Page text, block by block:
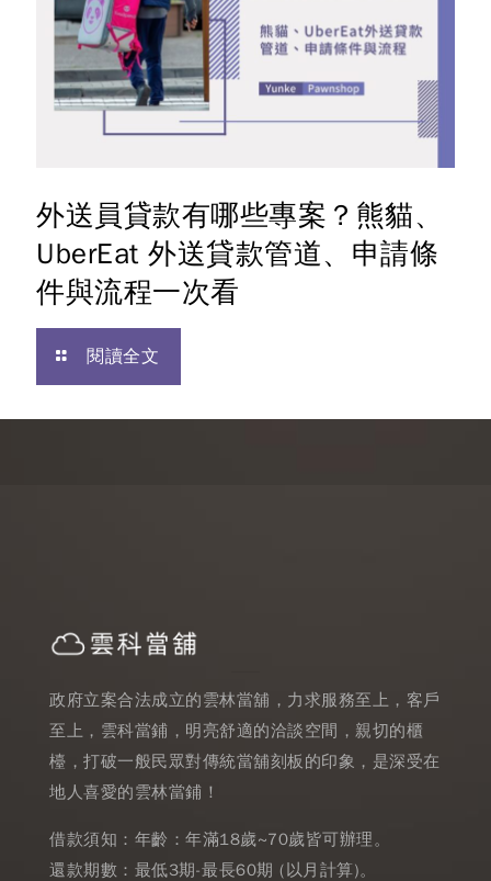
外送員貸款有哪些專案？熊貓、
UberEat 外送貸款管道、申請條
件與流程一次看
閱讀全文
政府立案合法成立的雲林當舖，力求服務至上，客戶
至上，雲科當鋪，明亮舒適的洽談空間，親切的櫃
檯，打破一般民眾對傳統當舖刻板的印象，是深受在
地人喜愛的雲林當鋪！
借款須知：年齡：年滿18歲~70歲皆可辦理。
還款期數：最低3期-最長60期 (以月計算)。